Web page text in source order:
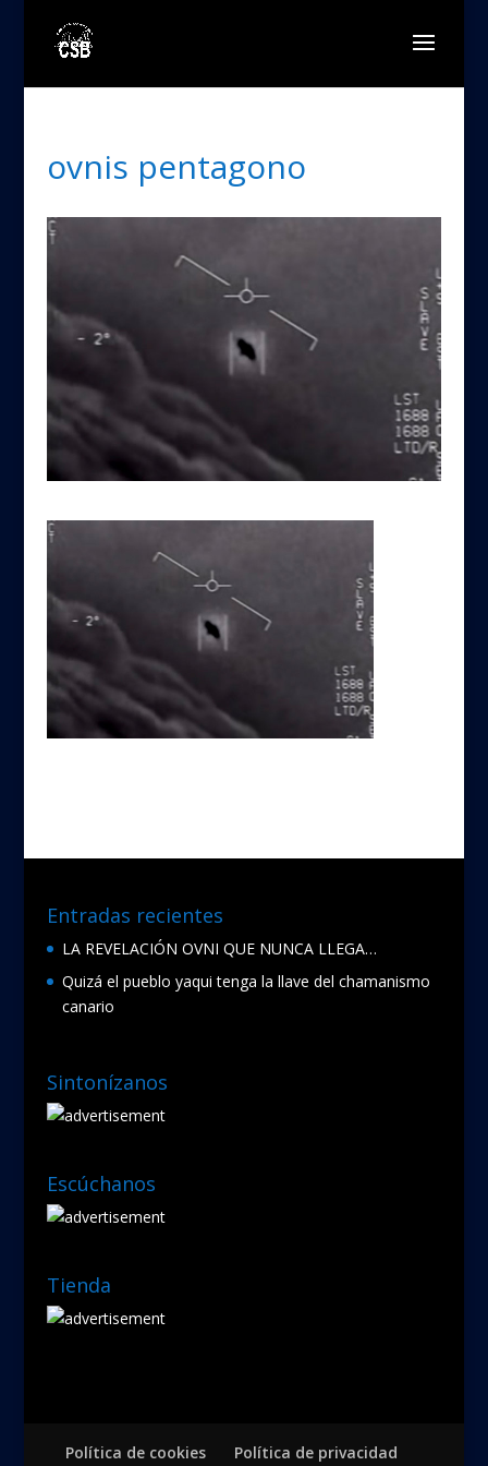
ovnis pentagono
Entradas recientes
LA REVELACIÓN OVNI QUE NUNCA LLEGA…
Quizá el pueblo yaqui tenga la llave del chamanismo
canario
Sintonízanos
Escúchanos
Tienda
Política de cookies Política de privacidad